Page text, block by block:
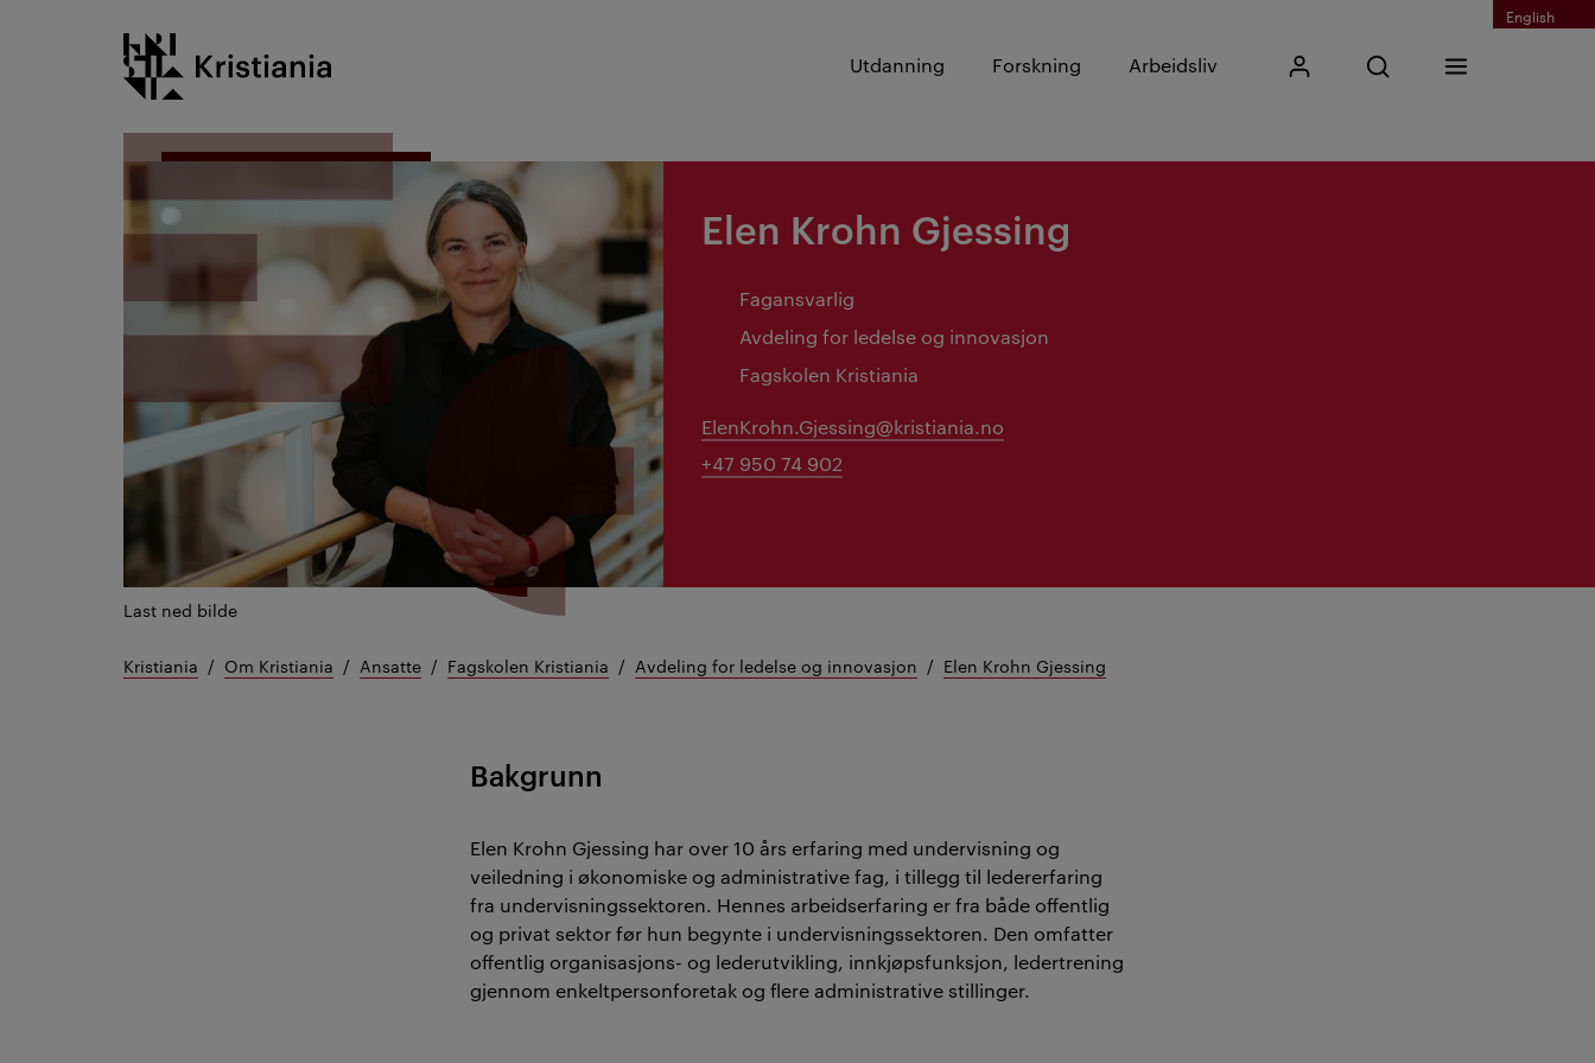
English
Kristiania logo
Utdanning Forskning Arbeidsliv Mitt KristianiaÅpne søk
Skriv inn søkefrase
Søk
Meny
Last ned bilde
Elen Krohn Gjessing
Fagansvarlig
Avdeling for ledelse og innovasjon
Fagskolen Kristiania
ElenKrohn.Gjessing@kristiania.no
+47 950 74 902
Kristiania Om Kristiania Ansatte Fagskolen Kristiania Avdeling for ledelse og innovasjon Elen Krohn Gjessing
Bakgrunn
Elen Krohn Gjessing har over 10 års erfaring med undervisning og
veiledning i økonomiske og administrative fag, i tillegg til ledererfaring
fra undervisningssektoren. Hennes arbeidserfaring er fra både offentlig
og privat sektor før hun begynte i undervisningssektoren. Den omfatter
offentlig organisasjons- og lederutvikling, innkjøpsfunksjon, ledertrening
gjennom enkeltpersonforetak og flere administrative stillinger.